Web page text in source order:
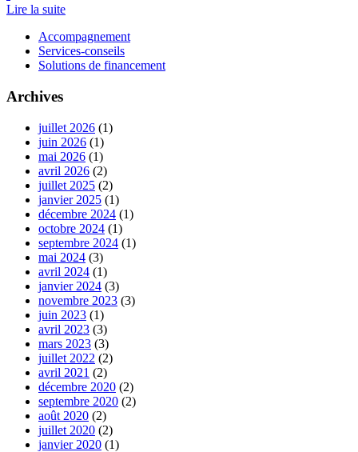
Lire la suite
Accompagnement
Services-conseils
Solutions de financement
Archives
juillet 2026 (1)
juin 2026 (1)
mai 2026 (1)
avril 2026 (2)
juillet 2025 (2)
janvier 2025 (1)
décembre 2024 (1)
octobre 2024 (1)
septembre 2024 (1)
mai 2024 (3)
avril 2024 (1)
janvier 2024 (3)
novembre 2023 (3)
juin 2023 (1)
avril 2023 (3)
mars 2023 (3)
juillet 2022 (2)
avril 2021 (2)
décembre 2020 (2)
septembre 2020 (2)
août 2020 (2)
juillet 2020 (2)
janvier 2020 (1)